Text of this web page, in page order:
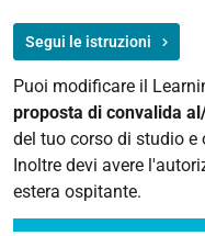
Segui le istruzioni
Puoi modificare il
proposta di convalida
del tuo corso di studio e
Inoltre devi avere
estera ospitante.